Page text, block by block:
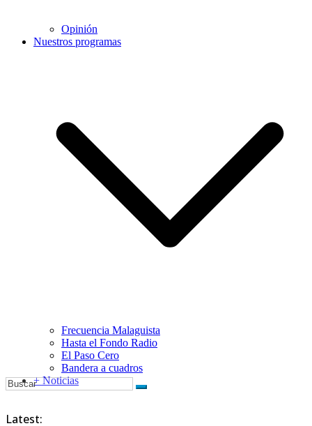
Opinión
Nuestros programas
Frecuencia Malaguista
Hasta el Fondo Radio
El Paso Cero
Bandera a cuadros
+ Noticias
Latest: